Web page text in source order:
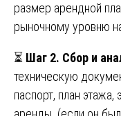
размер арендной
рыночному уровню
⏳ Шаг 2. Сбор и
техническую
паспорт, план